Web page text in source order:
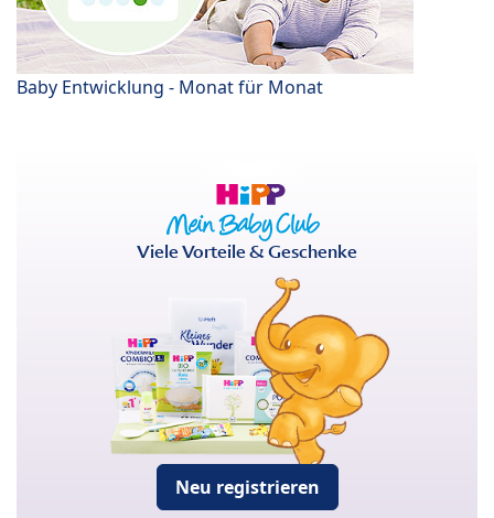
Baby Entwicklung - Monat für Monat
Viele Vorteile & Geschenke
Neu registrieren